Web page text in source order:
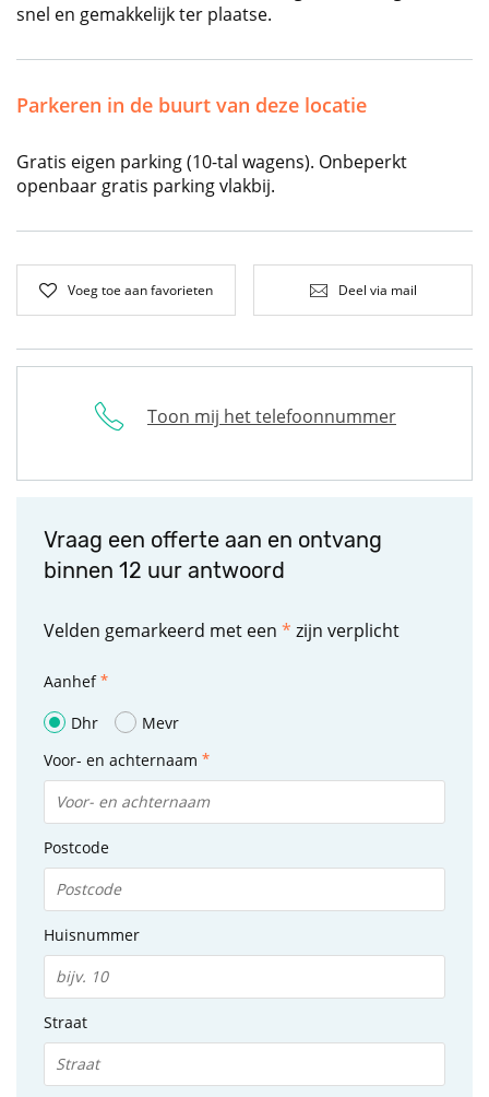
snel en gemakkelijk ter plaatse.
Parkeren in de buurt van deze locatie
Gratis eigen parking (10-tal wagens). Onbeperkt
openbaar gratis parking vlakbij.
Voeg toe aan favorieten Deel via mail
Toon mij het telefoonnummer
Vraag een offerte aan en ontvang
binnen 12 uur antwoord
Velden gemarkeerd met een * zijn verplicht
Aanhef
Dhr
Mevr
Voor- en achternaam
Postcode
Huisnummer
Straat